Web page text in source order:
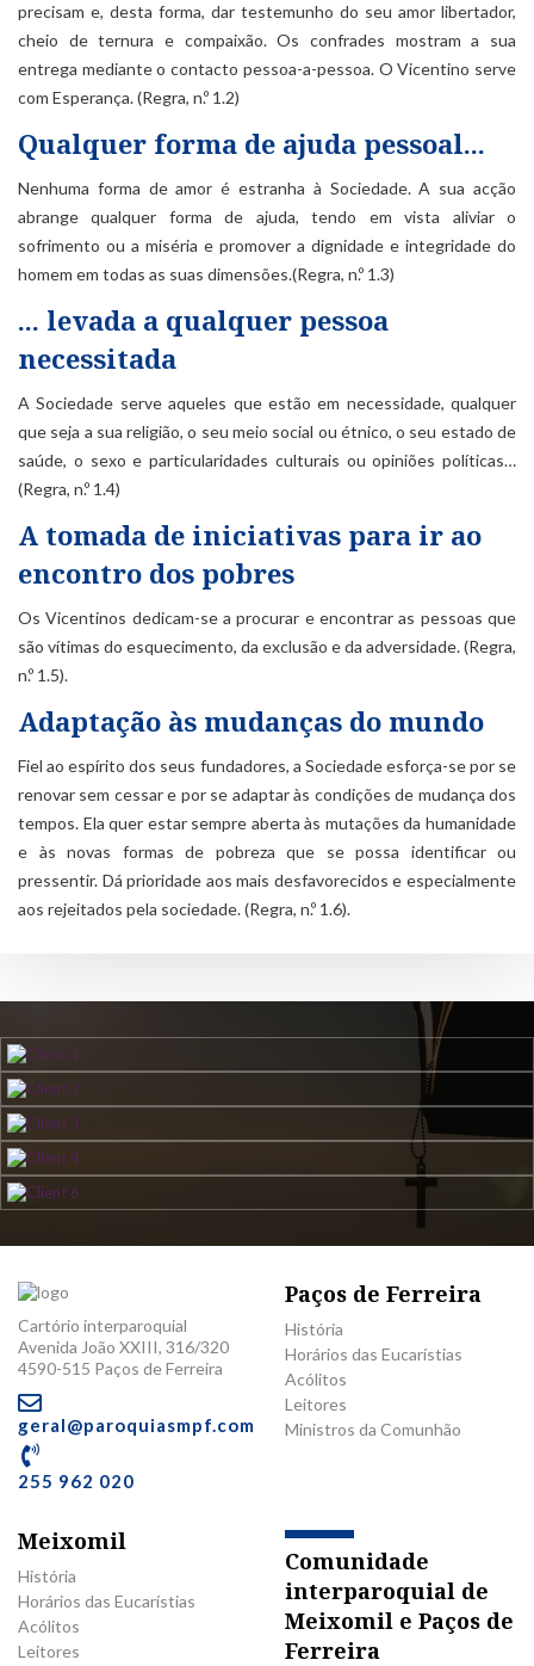
precisam e, desta forma, dar testemunho do seu amor libertador,
cheio de ternura e compaixão. Os confrades mostram a sua
entrega mediante o contacto pessoa-a-pessoa. O Vicentino serve
com Esperança. (Regra, n.º 1.2)
Qualquer forma de ajuda pessoal...
Nenhuma forma de amor é estranha à Sociedade. A sua acção
abrange qualquer forma de ajuda, tendo em vista aliviar o
sofrimento ou a miséria e promover a dignidade e integridade do
homem em todas as suas dimensões.(Regra, n.º 1.3)
... levada a qualquer pessoa
necessitada
A Sociedade serve aqueles que estão em necessidade, qualquer
que seja a sua religião, o seu meio social ou étnico, o seu estado de
saúde, o sexo e particularidades culturais ou opiniões políticas…
(Regra, n.º 1.4)
A tomada de iniciativas para ir ao
encontro dos pobres
Os Vicentinos dedicam-se a procurar e encontrar as pessoas que
são vítimas do esquecimento, da exclusão e da adversidade. (Regra,
n.º 1.5).
Adaptação às mudanças do mundo
Fiel ao espírito dos seus fundadores, a Sociedade esforça-se por se
renovar sem cessar e por se adaptar às condições de mudança dos
tempos. Ela quer estar sempre aberta às mutações da humanidade
e às novas formas de pobreza que se possa identificar ou
pressentir. Dá prioridade aos mais desfavorecidos e especialmente
aos rejeitados pela sociedade. (Regra, n.º 1.6).
Cartório interparoquial
Avenida João XXIII, 316/320
4590-515 Paços de Ferreira
geral@paroquiasmpf.com
255 962 020
Paços de Ferreira
História
Horários das Eucarístias
Acólitos
Leitores
Ministros da Comunhão
Meixomil
História
Horários das Eucarístias
Acólitos
Leitores
Comunidade
interparoquial de
Meixomil e Paços de
Ferreira